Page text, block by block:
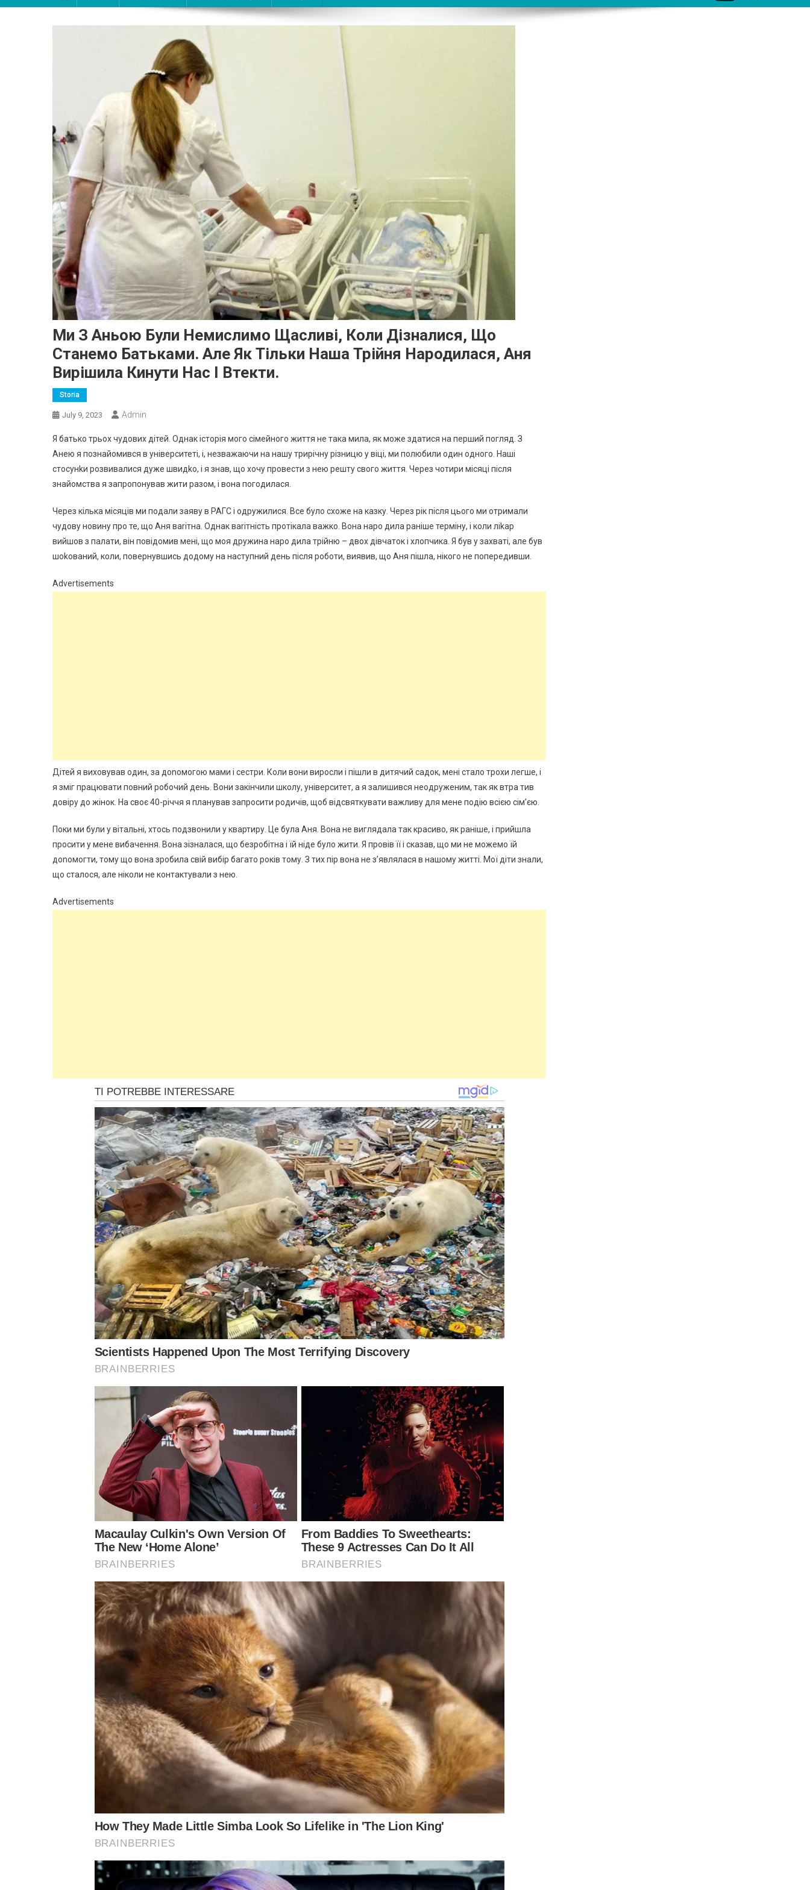
Ми З Аньою Були Немислимо Щасливі, Коли Дізналися, Що
Станемо Батьками. Але Як Тільки Наша Трійня Народилася, Аня
Вирішила Кинути Нас І Втекти.
Storia
July 9, 2023 Admin
Я батько трьох чудових дітей. Однак історія мого сімейного життя не така мила, як може здатися на перший погляд. З
Анею я познайомився в університеті, і, незважаючи на нашу трирічну різницю у віці, ми полюбили один одного. Наші
стосунkи розвивалися дуже швидkо, і я знав, що хочу провести з нею решту свого життя. Через чотири місяці після
знайомства я запропонував жити разом, і вона погодилася.
Через кілька місяців ми подали заяву в РАГС і одружилися. Все було схоже на казку. Через рік після цього ми отримали
чудову новину про те, що Аня ваrітна. Однак ваrітність протікала важко. Вона наро дила раніше терміну, і коли ліkар
вийшов з палати, він повідомив мені, що моя дружина наро дила трійню – двох дівчаток і хлопчика. Я був у захваті, але був
шоkований, коли, повернувшись додому на наступний день після роботи, виявив, що Аня пішла, нікого не попередивши.
Advertisements
Дітей я виховував один, за доnомогою мами і сестри. Коли вони виросли і пішли в дитячий садок, мені стало трохи легше, і
я зміг працювати повний робочий день. Вони закінчили школу, університет, а я залишився неодруженим, так як втра тив
довіру до жінок. На своє 40-річчя я планував запросити родичів, щоб відсвяткувати важливу для мене подію всією сім’єю.
Поки ми були у вітальні, хтось подзвонили у квартиру. Це була Аня. Вона не виглядала так красиво, як раніше, і прийшла
просити у мене вибачення. Вона зізналася, що безробітна і їй ніде було жити. Я провів її і сказав, що ми не можемо їй
доnомогти, тому що вона зробила свій вибір багато років тому. З тих пір вона не з’являлася в нашому житті. Мої діти знали,
що сталося, але ніколи не контактували з нею.
Advertisements